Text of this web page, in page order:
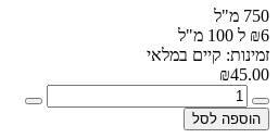
750 מ"ל
₪6 ל 100 מ"ל
זמינות: קיים במלאי
₪45.00
הוספה לסל